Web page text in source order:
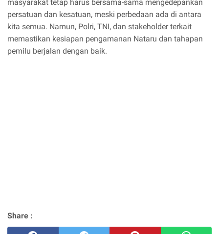
masyarakat tetap harus bersama-sama mengedepankan
persatuan dan kesatuan, meski perbedaan ada di antara
kita semua. Namun, Polri, TNI, dan stakeholder terkait
memastikan kesiapan pengamanan Nataru dan tahapan
pemilu berjalan dengan baik.
Share :